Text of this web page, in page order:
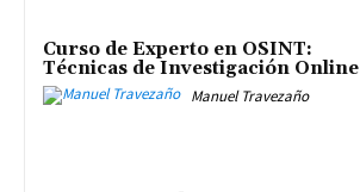
Curso de Experto en OSINT:
Técnicas de Investigación Online
Manuel Travezaño